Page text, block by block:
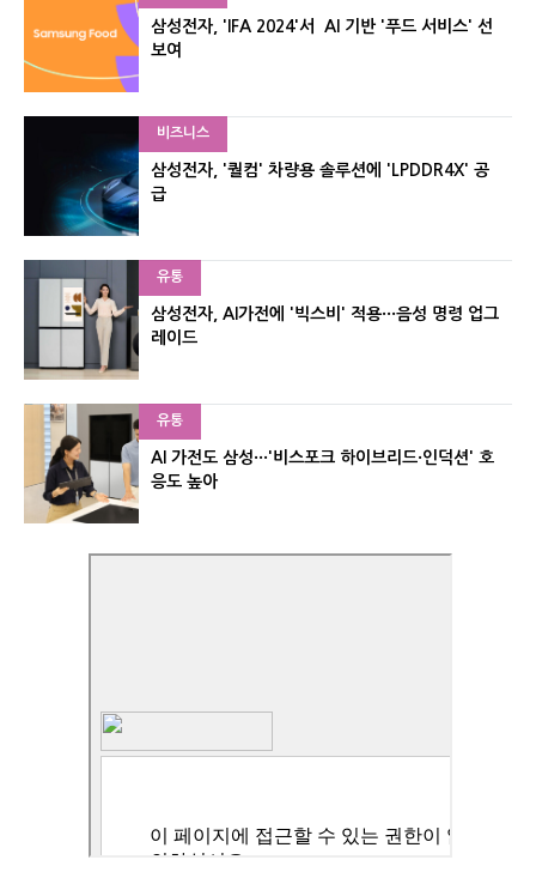
삼성전자, 'IFA 2024'서 AI 기반 '푸드 서비스' 선
보여
비즈니스
삼성전자, '퀄컴' 차량용 솔루션에 'LPDDR4X' 공
급
유통
삼성전자, AI가전에 '빅스비' 적용···음성 명령 업그
레이드
유통
AI 가전도 삼성···'비스포크 하이브리드·인덕션' 호
응도 높아